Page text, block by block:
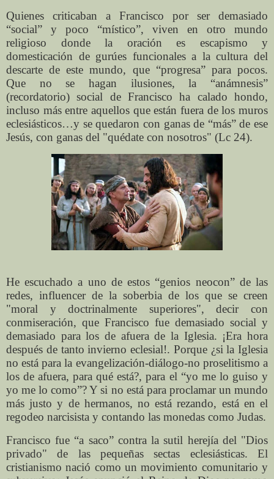
Quienes criticaban a Francisco por ser demasiado
“social” y poco “místico”, viven en otro mundo
religioso donde la oración es escapismo y
domesticación de gurúes funcionales a la cultura del
descarte de este mundo, que “progresa” para pocos.
Que no se hagan ilusiones, la “anámnesis”
(recordatorio) social de Francisco ha calado hondo,
incluso más entre aquellos que están fuera de los muros
eclesiásticos…y se quedaron con ganas de “más” de ese
Jesús, con ganas del "quédate con nosotros" (Lc 24).
He escuchado a uno de estos “genios neocon” de las
redes, influencer de la soberbia de los que se creen
"moral y doctrinalmente superiores", decir con
conmiseración, que Francisco fue demasiado social y
demasiado para los de afuera de la Iglesia. ¡Era hora
después de tanto invierno eclesial!. Porque ¿si la Iglesia
no está para la evangelización-diálogo-no proselitismo a
los de afuera, para qué está?, para el “yo me lo guiso y
yo me lo como”? Y si no está para proclamar un mundo
más justo y de hermanos, no está rezando, está en el
regodeo narcisista y contando las monedas como Judas.
Francisco fue “a saco” contra la sutil herejía del "Dios
privado" de las pequeñas sectas eclesiásticas. El
cristianismo nació como un movimiento comunitario y